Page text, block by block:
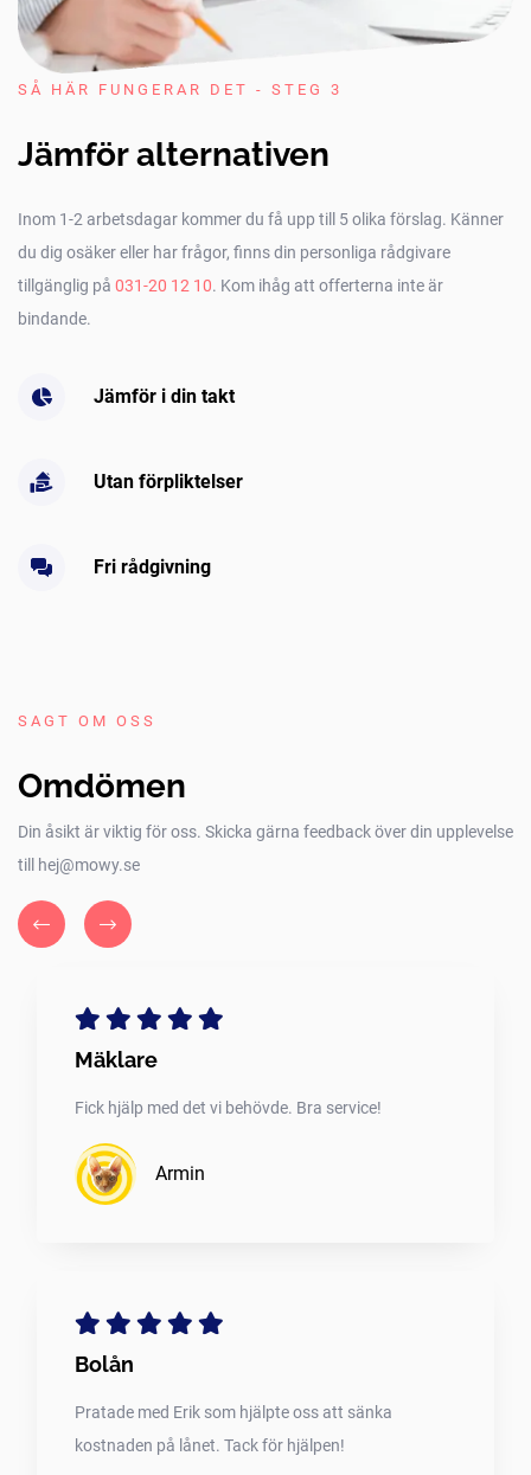
SÅ HÄR FUNGERAR DET - STEG 3
Jämför alternativen
Inom 1-2 arbetsdagar kommer du få upp till 5 olika förslag. Känner
du dig osäker eller har frågor, finns din personliga rådgivare
tillgänglig på 031-20 12 10. Kom ihåg att offerterna inte är
bindande.
Jämför i din takt
Utan förpliktelser
Fri rådgivning
SAGT OM OSS
Omdömen
Din åsikt är viktig för oss. Skicka gärna feedback över din upplevelse
till hej@mowy.se
Mäklare
Fick hjälp med det vi behövde. Bra service!
Armin
Bolån
Pratade med Erik som hjälpte oss att sänka
kostnaden på lånet. Tack för hjälpen!